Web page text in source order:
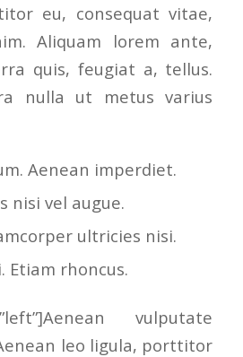
eu, consequat vitae,
Aliquam lorem ante,
quis, feugiat a, tellus.
nulla ut metus varius
Aenean imperdiet.
nisi vel augue.
ultricies nisi.
Etiam rhoncus.
vulputate
leo ligula, porttitor